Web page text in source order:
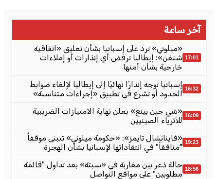
آخر ساعة
17:01
«ميلوني» ترد على إسبانيا بشأن تعليق «اتفاقية
شنغن»: إيطاليا ترفض أي إنذارات أو إملاءات
خارجية بشأن أمنها
16:32 إسبانيا توجه إنذارًا نهائيًا إلى إيطاليا لإلغاء ضوابط
الحدود أو تشرع في تطبيق «إجراءات متناسبة»
16:09 «شي جين بينغ» يعلن نهاية الامتيازات الضريبية
للأثرياء الصينيين
19:23 «فاينانشال تايمز»: «حكومة ميلوني» تتبنى موقفاً
"منافقاً" في انتقاداتها لإسبانيا بشأن الهجرة
18:56 حالة ذعر بين مغاربة في «سبتة» بعد تداول "قائمة
مطلوبين" على مواقع التواصل